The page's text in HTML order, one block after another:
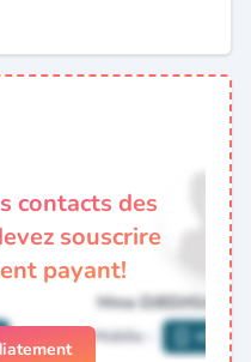
contacts des
souscrire
payant!